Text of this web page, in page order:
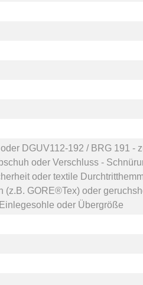
oder DGUV112-192 / BRG 191 -
oder Verschluss -
oder textile
(z.B. GORE®Tex)oder
oder Übergröße